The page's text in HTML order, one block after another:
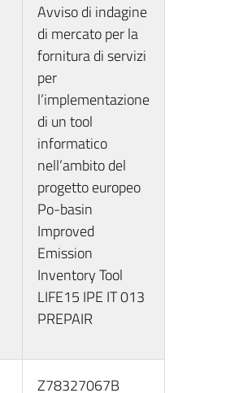
Avviso di indagine
di mercato per la
fornitura di servizi
per
l’implementazione
di un tool
informatico
nell’ambito del
progetto europeo
Po-basin
Improved
Emission
Inventory Tool
LIFE15 IPE IT 013
PREPAIR
Z78327067B